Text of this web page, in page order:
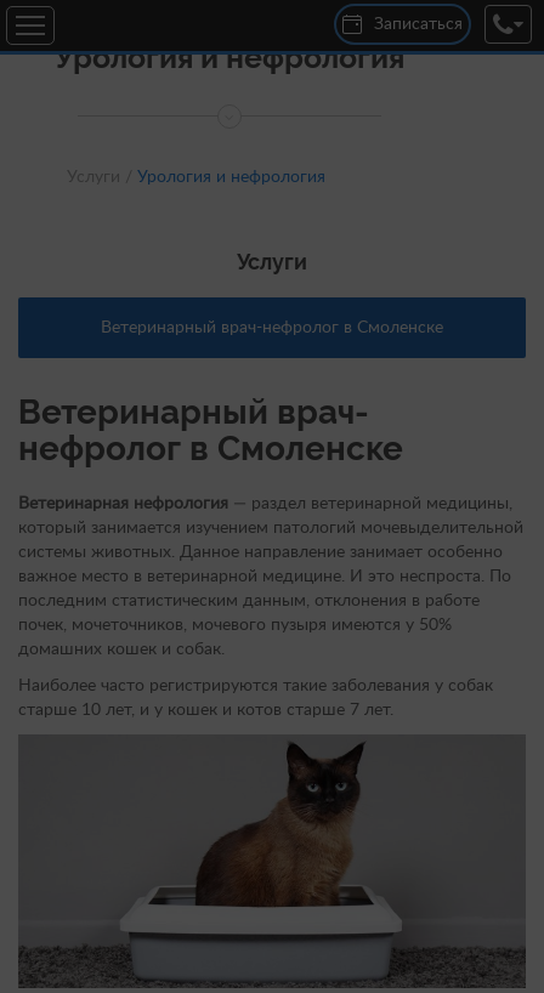
Записаться
ул. 25 Сентября, 30В
с 10:00 до 19:00
Урология и нефрология
Услуги / Урология и нефрология
Услуги
Ветеринарный врач-нефролог в Смоленске
Ветеринарный врач-
нефролог в Смоленске
Ветеринарная нефрология — раздел ветеринарной медицины,
который занимается изучением патологий мочевыделительной
системы животных. Данное направление занимает особенно
важное место в ветеринарной медицине. И это неспроста. По
последним статистическим данным, отклонения в работе
почек, мочеточников, мочевого пузыря имеются у 50%
домашних кошек и собак.
Наиболее часто регистрируются такие заболевания у собак
старше 10 лет, и у кошек и котов старше 7 лет.